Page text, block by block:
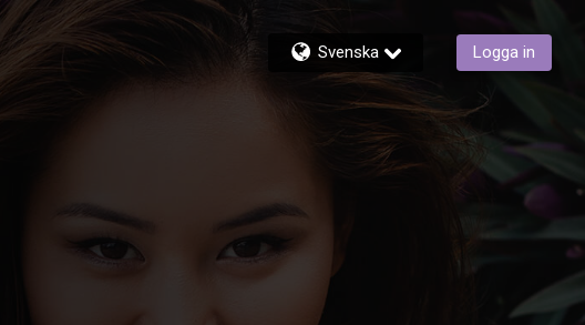
Svenska Logga in